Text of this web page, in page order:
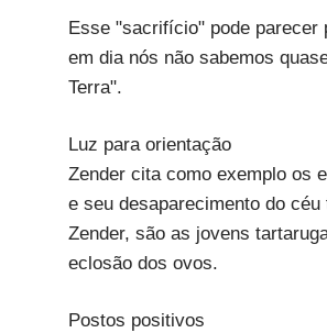
Esse "sacrifício" pode parecer
em dia nós não sabemos
Terra".
Luz para orientação
Zender cita como exemplo os
e seu desaparecimento do
Zender, são as jovens
eclosão dos ovos.
Postos positivos